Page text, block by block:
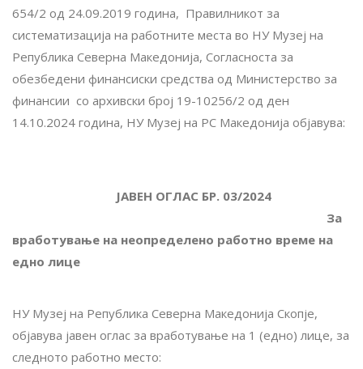
654/2 од 24.09.2019 година, Правилникот за
систематизација на работните места во НУ Музеј на
Република Северна Македонија, Согласноста за
обезбедени финансиски средства од Министерство за
финансии со архивски број 19-10256/2 од ден
14.10.2024 година, НУ Музеј на РС Македонија објавува:
ЈАВЕН ОГЛАС БР. 03/2024
За
вработување на неопределено работно време на
едно лице
НУ Музеј на Република Северна Македонија Скопје,
објавува јавен оглас за вработување на 1 (едно) лице, за
следното работно место: